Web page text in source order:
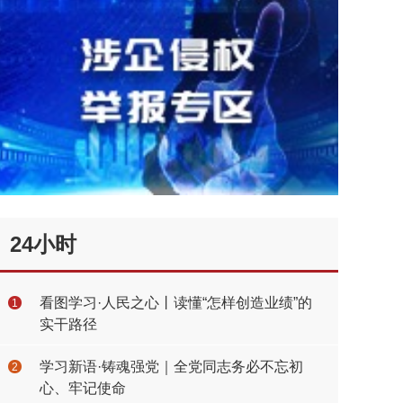
24小时
1
看图学习·人民之心丨读懂“怎样创造业绩”的
实干路径
2
学习新语·铸魂强党｜全党同志务必不忘初
心、牢记使命